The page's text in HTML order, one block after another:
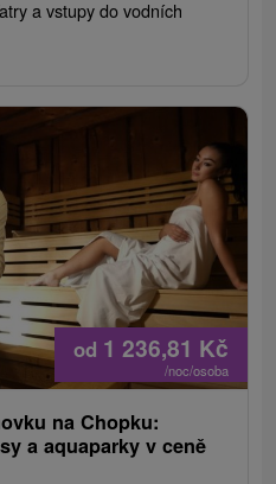
a vstupy do vodních
od 1 236,81 Kč
/noc/osoba
na Chopku:
a aquaparky v ceně